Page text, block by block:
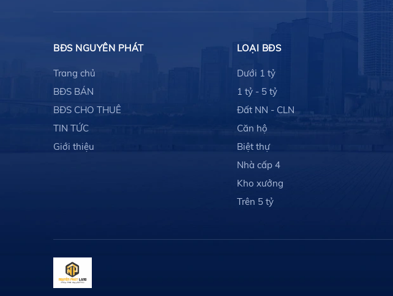
BĐS NGUYÊN PHÁT
Trang chủ
BĐS BÁN
BĐS CHO THUÊ
TIN TỨC
Giới thiệu
LOẠI BĐS
Dưới 1 tỷ
1 tỷ - 5 tỷ
Đất NN - CLN
Căn hộ
Biệt thự
Nhà cấp 4
Kho xưởng
Trên 5 tỷ